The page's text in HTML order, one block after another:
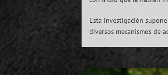
Esta investigación
diversos mecanismos de